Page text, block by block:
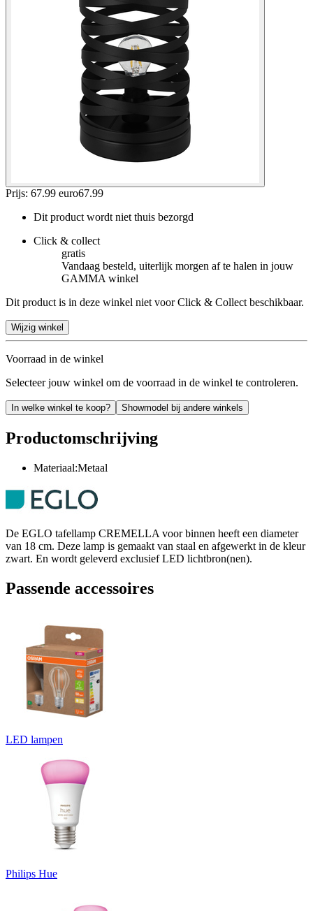
Prijs: 67.99 euro67.99
Dit product wordt niet thuis bezorgd
Click & collect
gratis
Vandaag besteld, uiterlijk morgen af te halen in jouw
GAMMA winkel
Dit product is in deze winkel niet voor Click & Collect beschikbaar.
Wijzig winkel
Voorraad in de winkel
Selecteer jouw winkel om de voorraad in de winkel te controleren.
In welke winkel te koop? Showmodel bij andere winkels
Productomschrijving
Materiaal:Metaal
De EGLO tafellamp CREMELLA voor binnen heeft een diameter
van 18 cm. Deze lamp is gemaakt van staal en afgewerkt in de kleur
zwart. En wordt geleverd exclusief LED lichtbron(nen).
Passende accessoires
LED lampen
Philips Hue